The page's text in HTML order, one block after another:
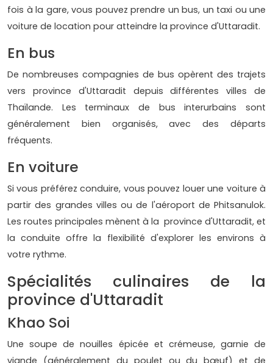
fois à la gare, vous pouvez prendre un bus, un taxi ou une
voiture de location pour atteindre la province d'Uttaradit.
En bus
De nombreuses compagnies de bus opèrent des trajets
vers province d'Uttaradit depuis différentes villes de
Thaïlande. Les terminaux de bus interurbains sont
généralement bien organisés, avec des départs
fréquents.
En voiture
Si vous préférez conduire, vous pouvez louer une voiture à
partir des grandes villes ou de l'aéroport de Phitsanulok.
Les routes principales mènent à la province d'Uttaradit, et
la conduite offre la flexibilité d'explorer les environs à
votre rythme.
Spécialités culinaires de la
province d'Uttaradit
Khao Soi
Une soupe de nouilles épicée et crémeuse, garnie de